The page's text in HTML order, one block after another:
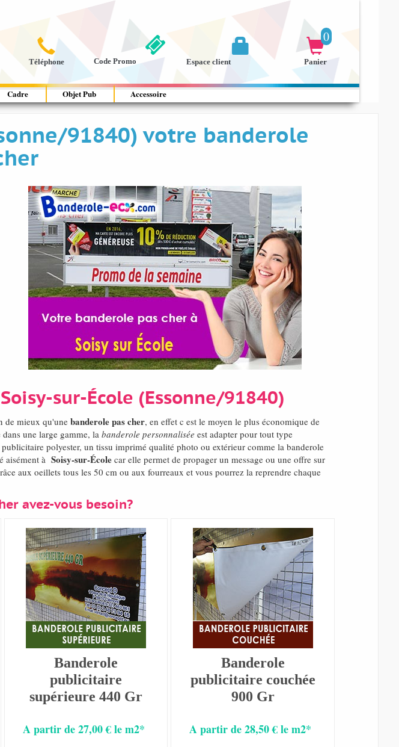

Téléphone
0

Panier

Espace client
Code Promo
Cadre Objet Pub Accessoire
91840) votre banderole
sur-École (Essonne/91840)
de mieux qu'une banderole pas cher, en effet c est le moyen le plus économique de
une large gamme, la banderole personnalisée est adapter pour tout type
polyester, un tissu imprimé qualité photo ou extérieur comme la banderole
aisément à Soisy-sur-Écolecar elle permet de propager un message ou une offre sur
aux oeillets tous les 50 cm ou aux fourreaux et vous pourrez la reprendre chaque
avez-vous besoin?
Banderole
publicitaire
supérieure 440 Gr
A partir de 27,00 € le m2*
Banderole
publicitaire couchée
900 Gr
A partir de 28,50 € le m2*